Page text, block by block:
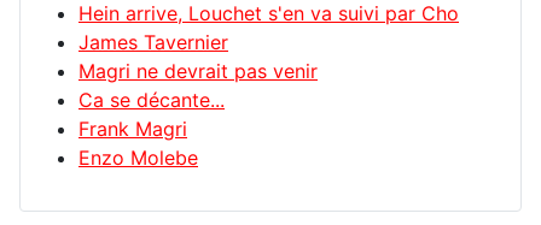
Hein arrive, Louchet s'en va suivi par Cho
James Tavernier
Magri ne devrait pas venir
Ca se décante...
Frank Magri
Enzo Molebe